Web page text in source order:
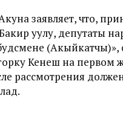
заявляет, что,
уулу, депутаты
(Акыйкатчы)»,
Кенеш на первом
рассмотрения